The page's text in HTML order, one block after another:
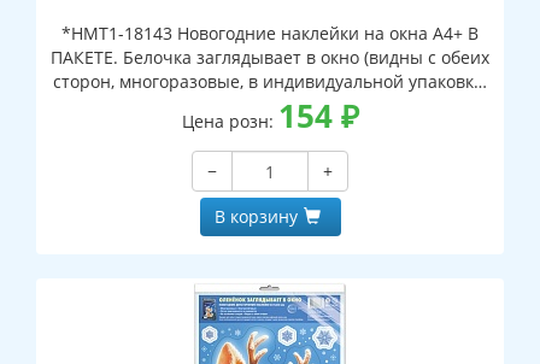
*НМТ1-18143 Новогодние наклейки на окна А4+ В
ПАКЕТЕ. Белочка заглядывает в окно (видны с обеих
сторон, многоразовые, в индивидуальной упаковке,
с европодвесом и клеевым клапаном)
Цена розн: 154₽
−
+
В корзину